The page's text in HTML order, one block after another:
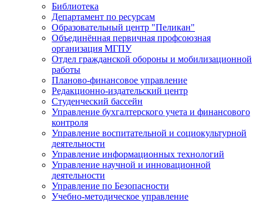
Библиотека
Департамент по ресурсам
Образовательный центр "Пеликан"
Объединённая первичная профсоюзная
организация МГПУ
Отдел гражданской обороны и мобилизационной
работы
Планово-финансовое управление
Редакционно-издательский центр
Студенческий бассейн
Управление бухгалтерского учета и финансового
контроля
Управление воспитательной и социокультурной
деятельности
Управление информационных технологий
Управление научной и инновационной
деятельности
Управление по Безопасности
Учебно-методическое управление